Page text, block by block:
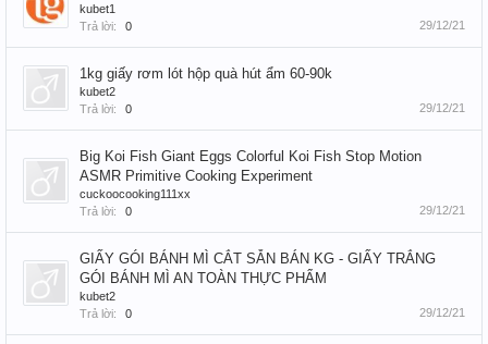
kubet1
Trả lời:
0 29/12/21
1kg giấy rơm lót hộp quà hút ẩm 60-90k
kubet2
Trả lời:
0 29/12/21
Big Koi Fish Giant Eggs Colorful Koi Fish Stop Motion
ASMR Primitive Cooking Experiment
cuckoocooking111xx
Trả lời:
0 29/12/21
GIẤY GÓI BÁNH MÌ CẮT SẴN BÁN KG - GIẤY TRẮNG
GÓI BÁNH MÌ AN TOÀN THỰC PHẨM
kubet2
Trả lời:
0 29/12/21